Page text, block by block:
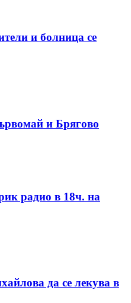
и болница се
и Брягово
радио в 18ч. на
да се лекува в